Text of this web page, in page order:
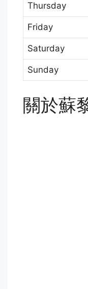
Thursday
Friday
Saturday
Sunday
關於蘇